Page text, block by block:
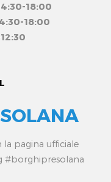
18:00
18:00
pagina ufficiale
#borghipresolana